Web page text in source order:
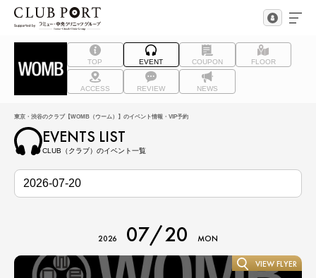
TOP EVENT COUPON FLOOR
ACCESS REVIEW NEWS
東京・渋谷のクラブ【WOMB（ウーム）】のイベント情報・VIP予約
EVENTS LIST
CLUB（クラブ）のイベント一覧
2026 07/20 MON
VIEW FLYER